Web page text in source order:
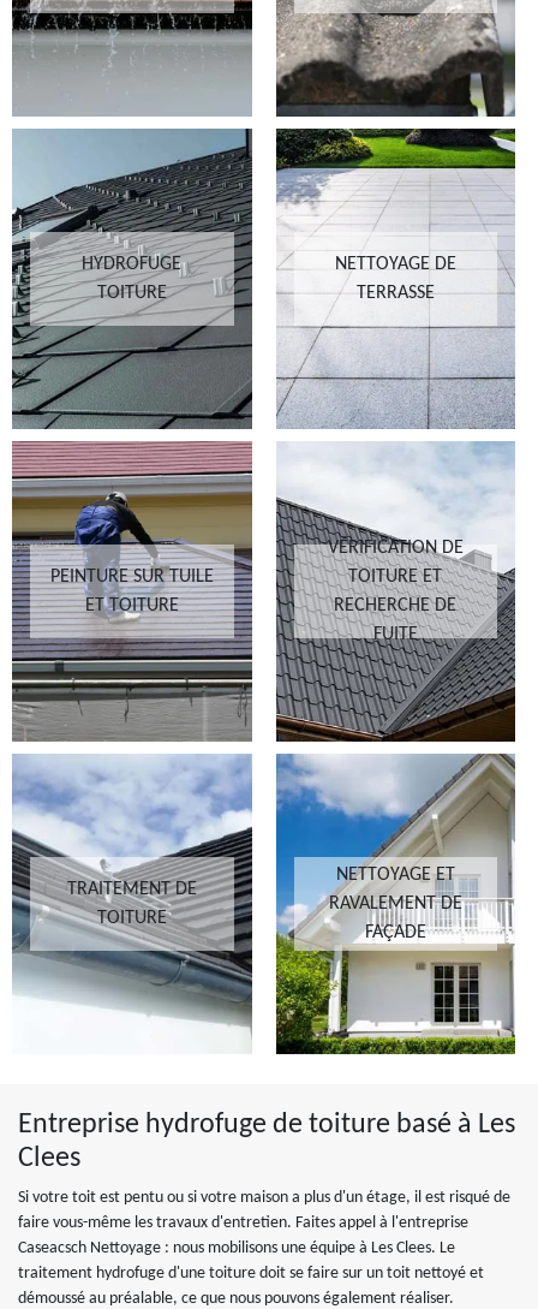
HYDROFUGE
TOITURE
NETTOYAGE DE
TERRASSE
PEINTURE SUR TUILE
ET TOITURE
VÉRIFICATION DE
TOITURE ET
RECHERCHE DE
FUITE
TRAITEMENT DE
TOITURE
NETTOYAGE ET
RAVALEMENT DE
FAÇADE
Entreprise hydrofuge de toiture basé à Les
Clees
Si votre toit est pentu ou si votre maison a plus d'un étage, il est risqué de
faire vous-même les travaux d'entretien. Faites appel à l'entreprise
Caseacsch Nettoyage : nous mobilisons une équipe à Les Clees. Le
traitement hydrofuge d'une toiture doit se faire sur un toit nettoyé et
démoussé au préalable, ce que nous pouvons également réaliser.